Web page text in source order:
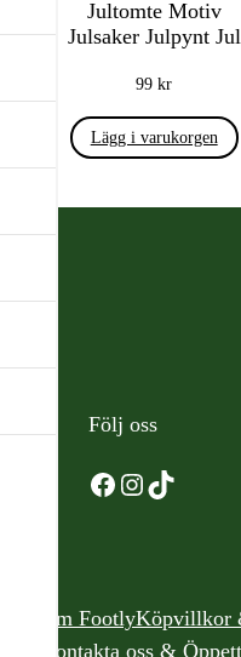
Jultomte Motiv
Julsaker Julpynt Jul
99kr
Lägg i varukorgen
Följ oss
Facebook
Instagram
TikTok
Om FootlyKöpvillkor
Kontakta oss &